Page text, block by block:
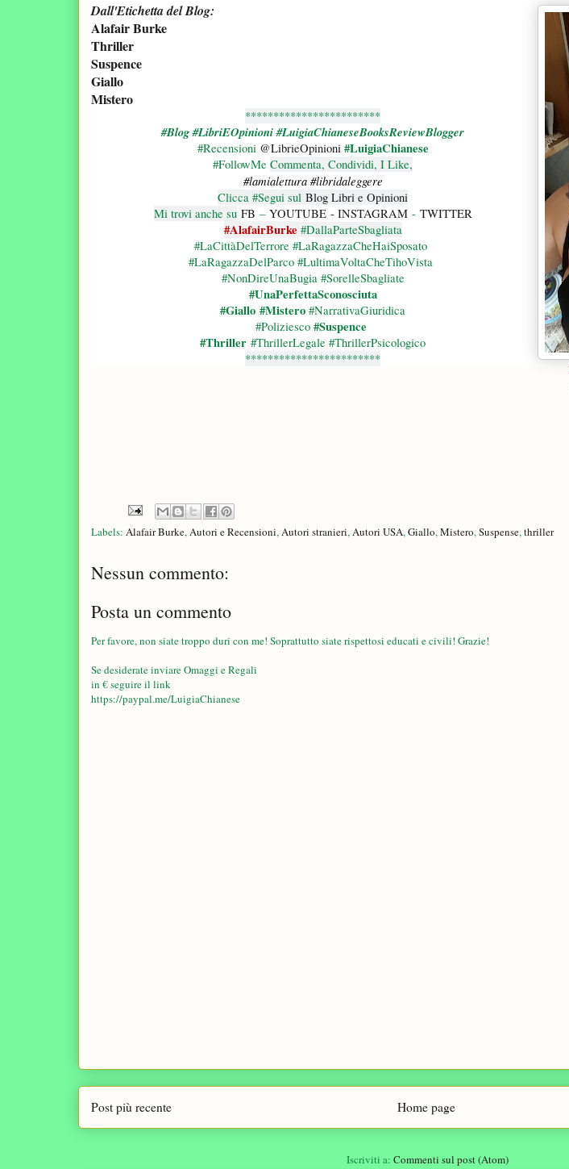
Dall'Etichetta del Blog:
Alafair Burke
Thriller
Suspence
Giallo
Mistero
************************
#Blog #LibriEOpinioni #LuigiaChianeseBooksReviewBlogger
#Recensioni @LibrieOpinioni #LuigiaChianese
#FollowMe Commenta, Condividi, I Like,
#lamialettura #libridaleggere
Clicca #Segui sul Blog Libri e Opinioni
Mi trovi anche su FB – YOUTUBE - INSTAGRAM- TWITTER
#AlafairBurke #DallaParteSbagliata
#LaCittàDelTerrore #LaRagazzaCheHaiSposato
#LaRagazzaDelParco #LultimaVoltaCheTihoVista
#NonDireUnaBugia #SorelleSbagliate
#UnaPerfettaSconosciuta
#Giallo #Mistero #NarrativaGiuridica
#Poliziesco #Suspence
#Thriller #ThrillerLegale #ThrillerPsicologico
************************
Labels: Alafair Burke, Autori e Recensioni, Autori stranieri, Autori USA, Giallo, Mistero, Suspense, thriller
Nessun commento:
Posta un commento
Per favore, non siate troppo duri con me! Soprattutto siate rispettosi educati e civili! Grazie!
Se desiderate inviare Omaggi e Regali
in € seguire il link
https://paypal.me/LuigiaChianese
Post più recente Home page
Iscriviti a: Commenti sul post (Atom)